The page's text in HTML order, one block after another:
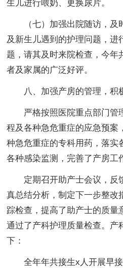
生儿进行喂奶、更换尿片。
（七）加强出院随访，
及新生儿遇到的护理问题，进
题，请其及时来院检查，今年
者及家属的广泛好评。
八、加强产房的管理，积
严格按照医院重点部门管
程及各种急危重症的应急预案
种急危重症的专科用药，落实
各种感染监测，完善了产房工
定期召开助产士会议，反
真总结分析，制定下一步整改
踪检查，提高了助产士的质量
通过了产科护理质量检查。产
下：
全年年共接生x人开展早